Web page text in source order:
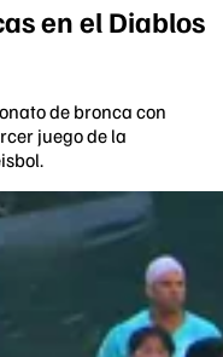
en el Diablos
de bronca con
juego de la